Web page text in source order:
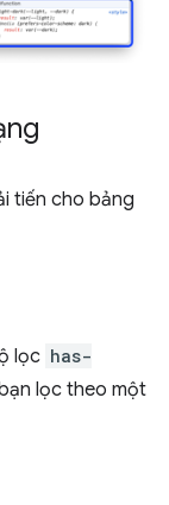
tiến cho bảng
lọc has-
lọc theo một